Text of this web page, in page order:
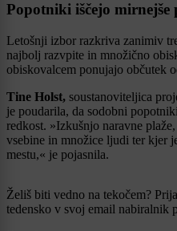
Popotniki iščejo mirnejše
Letošnji izbor razkriva zanimiv
najbolj razvpite in množično
obiskovalcem ponujajo občutek
Tine Holst, soustanoviteljica
je poudarila, da sodobni
redkost. »Izkušnjo naravne
vsebine in množice ljudi ter kjer
mestu,« je pojasnila.
Želiš biti vedno na tekočem?
tedensko v svoj email nabiralnik